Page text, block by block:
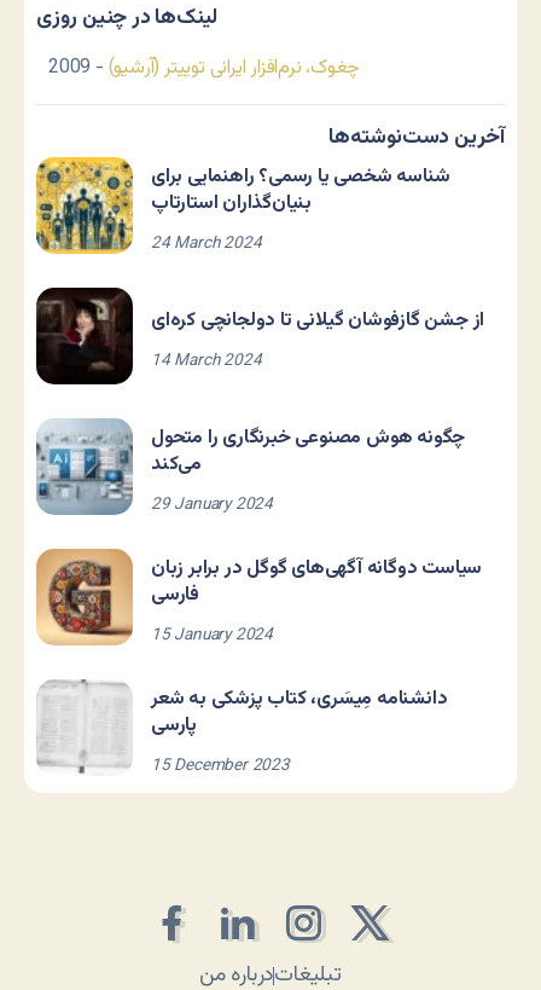
لینک‌ها در چنین روزی
چغوک، نرم‌افزار ایرانی توییتر (آرشیو) - 2009
آخرین دست‌نوشته‌ها
شناسه شخصی یا رسمی؟ راهنمایی برای
بنیان‌گذاران استارتاپ
24 March 2024
از جشن گازفوشان گیلانی تا دولجانچی کره‌ای
14 March 2024
چگونه هوش مصنوعی خبرنگاری را متحول
می‌کند
29 January 2024
سیاست دوگانه آگهی‌های گوگل در برابر زبان
فارسی
15 January 2024
دانشنامه مِیسَری، کتاب پزشکی به شعر
پارسی
15 December 2023
درباره منتبلیغات